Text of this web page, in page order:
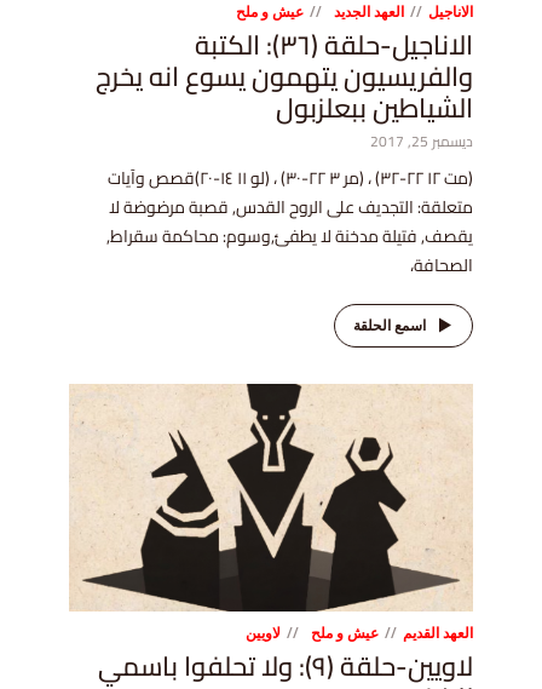
الاناجيل العهد الجديد عيش و ملح
الاناجيل-حلقة (٣٦): الكتبة
والفريسيون يتهمون يسوع انه يخرج
الشياطين ببعلزبول
ديسمبر 25, 2017
(مت ١٢ ٢٢-٣٢) ، (مر ٣ ٢٢-٣٠) ، (لو ١١ ١٤-٢٠)قصص وآيات
متعلقة: التجديف على الروح القدس, قصبة مرضوضة لا
يقصف, فتيلة مدخنة لا يطفئ,وسوم: محاكمة سقراط,
الصحافة،
اسمع الحلقة
العهد القديم عيش و ملح لاويين
لاويين-حلقة (٩): ولا تحلفوا باسمي